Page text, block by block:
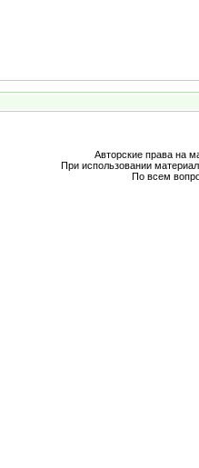
Авторские права на
При использовании
По всем